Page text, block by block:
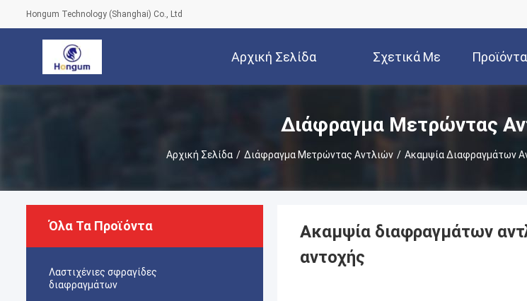
Hongum Technology (Shanghai) Co., Ltd
Αρχική Σελίδα Σχετικά Με Προϊόντα
Διάφραγμα Μετρώντας
Αρχική Σελίδα / Διάφραγμα Μετρώντας Αντλιών / Ακαμψία Διαφραγμάτων
Όλα Τα Προϊόντα
Λαστιχένιες σφραγίδες
διαφραγμάτων
Ακαμψία διαφραγμάτων
αντοχής